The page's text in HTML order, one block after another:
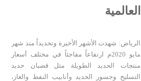
العالمية
الرياض: شهدت الأشهر الأخيرة وتحديداً منذ شهر
مايو 2020م ارتفاعاً مفاجئاً في مختلف أسعار
منتجات الحديد الطويلة مثل قضبان حديد
التسليح وجسور الحديد وأنابيب النفط والغاز،